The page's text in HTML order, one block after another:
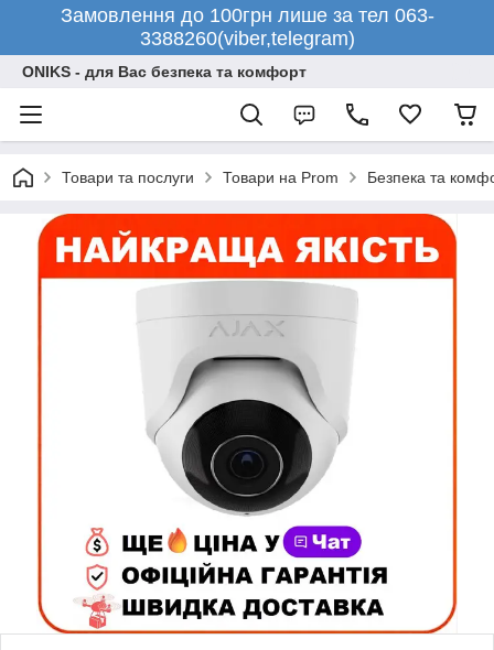
Замовлення до 100грн лише за тел 063-
3388260(viber,telegram)
ONIKS - для Вас безпека та комфорт
Товари та послуги Товари на Prom Безпека та